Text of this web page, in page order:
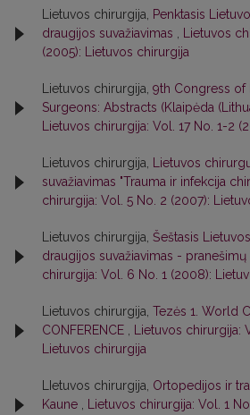
Lietuvos chirurgija,
Penktasis
draugijos suvažiavimas
Lietuvos
(2005): Lietuvos chirurgija
Lietuvos chirurgija, 9th Congress of
Surgeons: Abstracts (Klaipėda
Lietuvos chirurgija: Vol. 17 No. 1-2
Lietuvos chirurgija,
Lietuvos
suvažiavimas "Trauma ir infekcija
chirurgija: Vol. 5 No. 2 (2007):
Lietuvos chirurgija, Šeštasis
draugijos suvažiavimas - pranešimų
chirurgija: Vol. 6 No. 1 (2008):
Lietuvos chirurgija, Tezės 1. World
CONFERENCE
Lietuvos chirurgija:
Lietuvos chirurgija
LIetuvos chirurgija, Ortopedijos ir
Kaune
Lietuvos chirurgija: Vol. 1